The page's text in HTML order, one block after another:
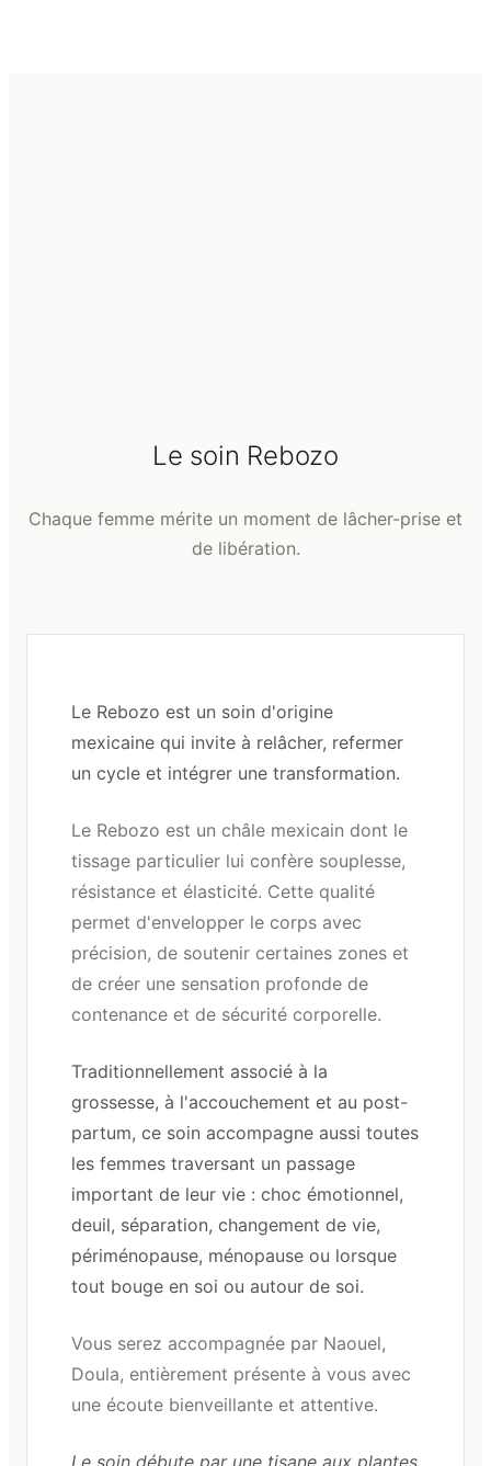
Le soin Rebozo
Chaque femme mérite un moment de lâcher-prise et
de libération.
Le Rebozo est un soin d'origine
mexicaine qui invite à relâcher, refermer
un cycle et intégrer une transformation.
Le Rebozo est un châle mexicain dont le
tissage particulier lui confère souplesse,
résistance et élasticité. Cette qualité
permet d'envelopper le corps avec
précision, de soutenir certaines zones et
de créer une sensation profonde de
contenance et de sécurité corporelle.
Traditionnellement associé à la
grossesse, à l'accouchement et au post-
partum, ce soin accompagne aussi toutes
les femmes traversant un passage
important de leur vie : choc émotionnel,
deuil, séparation, changement de vie,
périménopause, ménopause ou lorsque
tout bouge en soi ou autour de soi.
Vous serez accompagnée par Naouel,
Doula, entièrement présente à vous avec
une écoute bienveillante et attentive.
Le soin débute par une tisane aux plantes